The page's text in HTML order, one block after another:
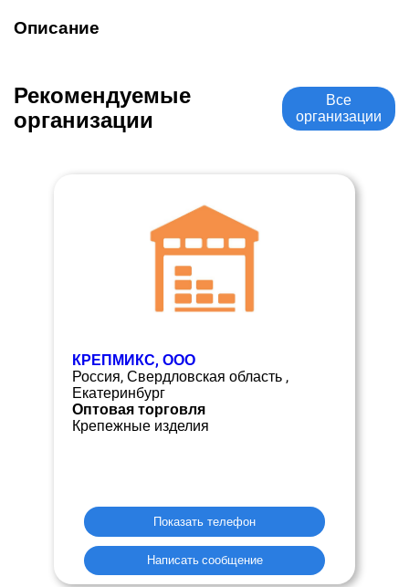
Описание
Рекомендуемые
организации
Все
организации
КРЕПМИКС, ООО
Россия, Свердловская область ,
Екатеринбург
Оптовая торговля
Крепежные изделия
Показать телефон
Написать сообщение